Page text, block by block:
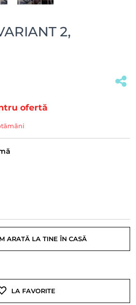
2,
ofertă
ARATĂ LA TINE ÎN CASĂ
LA FAVORITE